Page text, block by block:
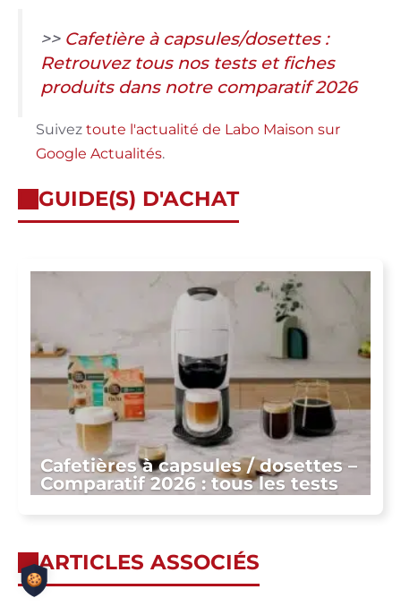
>> Cafetière à capsules/dosettes :
Retrouvez tous nos tests et fiches
produits dans notre comparatif 2026
Suivez toute l'actualité de Labo Maison sur
Google Actualités.
GUIDE(S) D'ACHAT
Cafetières à capsules / dosettes –
Comparatif 2026 : tous les tests
ARTICLES ASSOCIÉS